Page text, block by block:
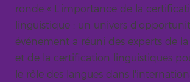
ronde « L'importance de la
linguistique : un univers
événement a réuni des experts de
et de la certification linguistiques
le rôle des langues dans